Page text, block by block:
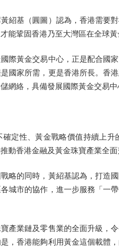
基（圓圖）認為，香港需要
能鞏固香港乃至大灣區在全球黃
黃金交易中心，正是配合國
國家所需，更是香港所長。香
網絡，具備發展國際黃金交易中
性、黃金戰略價值持續上升
動香港金融及黃金珠寶產業全面
的同時，黃紹基認為，打造國
城市的協作，進一步服務「一
業鏈及零售業的全面升級，
，香港能夠利用黃金這個載體